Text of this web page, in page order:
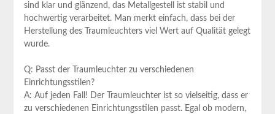
sind klar​ und ‍glänzend, das Metallgestell ist stabil und
hochwertig ⁢verarbeitet. Man merkt einfach, dass bei der
Herstellung‍ des Traumleuchters viel Wert auf Qualität gelegt
wurde.
Q: Passt der Traumleuchter zu verschiedenen
Einrichtungsstilen?
A: Auf jeden Fall! Der Traumleuchter ist so vielseitig, dass er‌
zu verschiedenen Einrichtungsstilen passt.‍ Egal ob modern,